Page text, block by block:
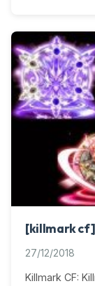
[killmark cf]
27/12/2018
Killmark CF: